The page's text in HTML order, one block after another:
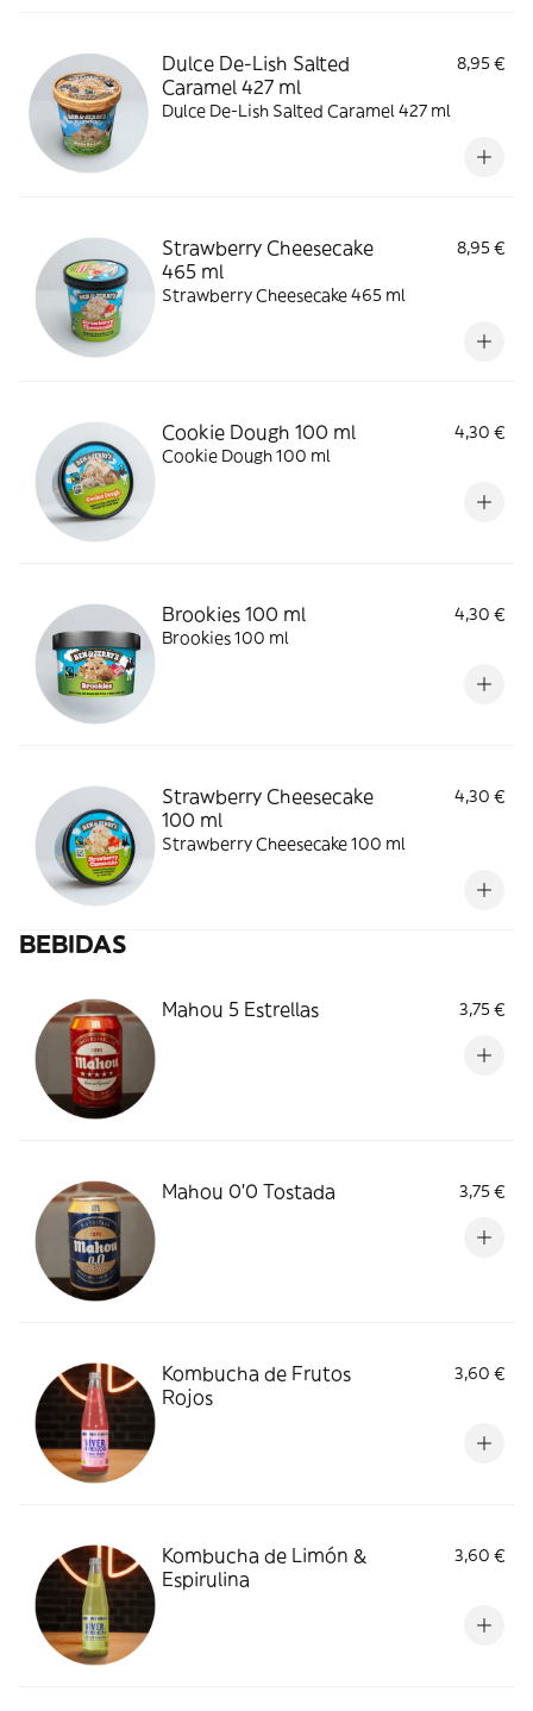
Dulce De-Lish Salted
Caramel 427 ml
8,95 €
Dulce De-Lish Salted Caramel 427 ml
Strawberry Cheesecake
465 ml
8,95 €
Strawberry Cheesecake 465 ml
Cookie Dough 100 ml
4,30 €
Cookie Dough 100 ml
Brookies 100 ml
4,30 €
Brookies 100 ml
Strawberry Cheesecake
100 ml
4,30 €
Strawberry Cheesecake 100 ml
BEBIDAS
Mahou 5 Estrellas 3,75 €
Mahou 0'0 Tostada 3,75 €
Kombucha de Frutos
Rojos
3,60 €
Kombucha de Limón &
Espirulina
3,60 €